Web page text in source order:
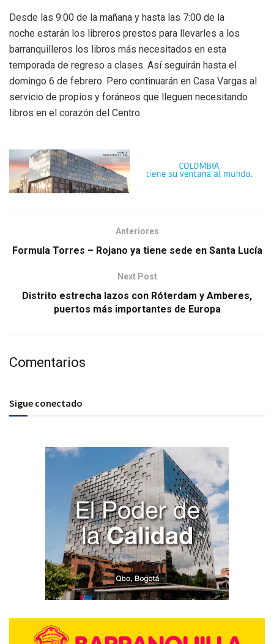
Desde las 9:00 de la mañana y hasta las 7:00 de la
noche estarán los libreros prestos para llevarles a los
barranquilleros los libros más necesitados en esta
temporada de regreso a clases. Así seguirán hasta el
domingo 6 de febrero. Pero continuarán en Casa Vargas al
servicio de propios y foráneos que lleguen necesitando
libros en el corazón del Centro.
Anteriores
Formula Torres – Rojano ya tiene sede en Santa Lucía
Next Post
Distrito estrecha lazos con Róterdam y Amberes,
puertos más importantes de Europa
Comentarios
Sigue conectado